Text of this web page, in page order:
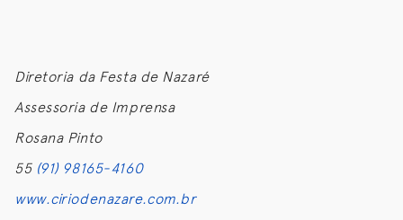
Diretoria da Festa de Nazaré
Assessoria de Imprensa
Rosana Pinto
55 (91) 98165-4160
www.ciriodenazare.com.br